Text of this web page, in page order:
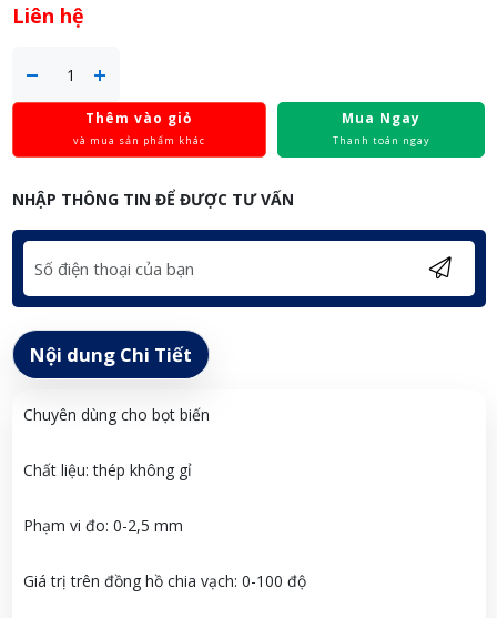
Liên hệ
Thêm vào giỏ
và mua sản phẩm khác
Mua Ngay
Thanh toán ngay
NHẬP THÔNG TIN ĐỂ ĐƯỢC TƯ VẤN
Nội dung Chi Tiết
Chuyên dùng cho bọt biến
Chất liệu: thép không gỉ
Phạm vi đo: 0-2,5 mm
Giá trị trên đồng hồ chia vạch: 0-100 độ